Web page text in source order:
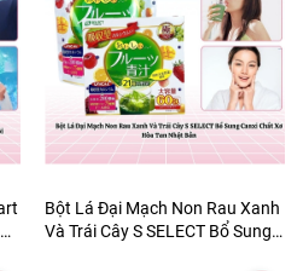
Bột Lá Đại Mạch Non Rau Xanh
Và Trái Cây S SELECT Bổ Sung